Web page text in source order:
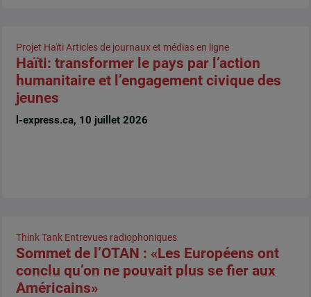
Projet Haïti Articles de journaux et médias en ligne
Haïti: transformer le pays par l’action
humanitaire et l’engagement civique des
jeunes
l-express.ca, 10 juillet 2026
Think Tank Entrevues radiophoniques
Sommet de l’OTAN : «Les Européens ont
conclu qu’on ne pouvait plus se fier aux
Américains»